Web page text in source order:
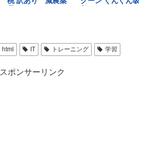
html IT トレーニング 学習
スポンサーリンク